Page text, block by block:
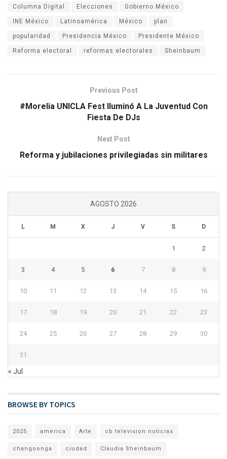
Columna Digital Elecciones Gobierno México
INE México Latinoamérica México plan
popularidad Presidencia México Presidente México
Reforma electoral reformas electorales Sheinbaum
Previous Post
#Morelia UNICLA Fest Iluminó A La Juventud Con
Fiesta De DJs
Next Post
Reforma y jubilaciones privilegiadas sin militares
AGOSTO 2026
L M X J V S D
1 2
3 4 5 6 7 8 9
10 11 12 13 14 15 16
17 18 19 20 21 22 23
24 25 26 27 28 29 30
31
« Jul
BROWSE BY TOPICS
2025 america Arte cb television noticias
changoonga ciudad Claudia Sheinbaum